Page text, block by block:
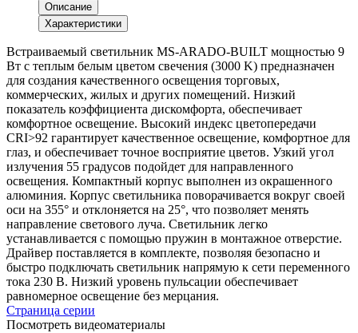
Описание
Характеристики
Встраиваемый светильник MS-ARADO-BUILT мощностью 9
Вт с теплым белым цветом свечения (3000 K) предназначен
для создания качественного освещения торговых,
коммерческих, жилых и других помещений. Низкий
показатель коэффициента дискомфорта, обеспечивает
комфортное освещение. Высокий индекс цветопередачи
CRI>92 гарантирует качественное освещение, комфортное для
глаз, и обеспечивает точное восприятие цветов. Узкий угол
излучения 55 градусов подойдет для направленного
освещения. Компактный корпус выполнен из окрашенного
алюминия. Корпус светильника поворачивается вокруг своей
оси на 355° и отклоняется на 25°, что позволяет менять
направление светового луча. Светильник легко
устанавливается с помощью пружин в монтажное отверстие.
Драйвер поставляется в комплекте, позволяя безопасно и
быстро подключать светильник напрямую к сети переменного
тока 230 В. Низкий уровень пульсации обеспечивает
равномерное освещение без мерцания.
Страница серии
Посмотреть видеоматериалы